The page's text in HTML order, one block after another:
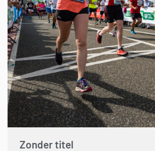
Zonder titel